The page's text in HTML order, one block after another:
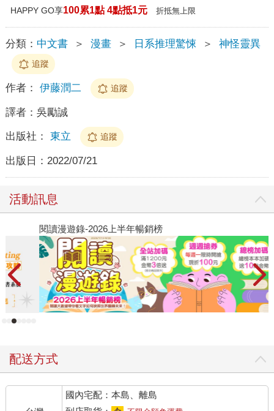
HAPPY GO享100累1點 4點抵1元 折抵無上限
分類： 中文書 ＞ 漫畫 ＞ 日系推理驚悚 ＞ 神怪靈異
追蹤
作者： 伊藤潤二 追蹤
譯者： 吳勵誠
出版社： 東立 追蹤
出版日： 2022/07/21
活動訊息
閱讀漫遊錄-2026上半年暢銷榜
配送方式
國內宅配：本島、離島